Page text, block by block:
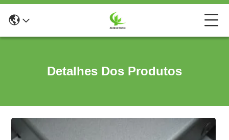
Detalhes Dos Produtos